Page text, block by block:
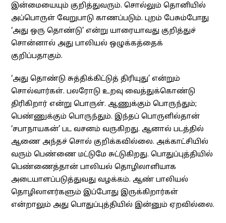
இன்மையையும் குறித்துவரும். சொல்லும் தொனியில்
அப்பொருள் வேறுபாடு காணப்படும். புறம் பேசும்போது
‘அது ஒரு தொண்டு’ என்று யாரையாவது குறித்துச்
சொன்னால் அது பாலியல் ஒழுக்கத்தைக்
குறிப்பதாகும்.
‘அது தொண்டு சுத்திக்கிட்டுத் திரியுது’ என்றும்
சொல்வார்கள். பலரோடு உறவு வைத்துக்கொண்டு
திரிகிறார் என்று பொருள். ஆணுக்கும் பொருந்தும்;
பெண்ணுக்கும் பொருந்தும். இந்தப் பொருளில்தான்
‘சபாநாயகன்’ பட வசனம் வருகிறது. ஆனால் படத்தில்
ஆணை அந்தச் சொல் குறிக்கவில்லை. அக்காட்சியில்
வரும் பெண்ணை மட்டுமே சுட்டுகிறது. பொதுப்புத்தியில்
பெண்ணைத்தான் பாலியல் தொழிலாளியாக
அடையாளப்படுத்துவது வழக்கம். ஆண் பாலியல்
தொழிலாளர்களும் இப்போது இருக்கிறார்கள்
என்றாலும் அது பொதுப்புத்தியில் இன்னும் ஏறவில்லை.